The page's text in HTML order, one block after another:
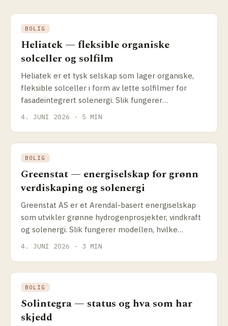
BOLIG
Heliatek — fleksible organiske
solceller og solfilm
Heliatek er et tysk selskap som lager organiske,
fleksible solceller i form av lette solfilmer for
fasadeintegrert solenergi. Slik fungerer
teknologien, og hva passer den til.
4. JUNI 2026 · 5 MIN
BOLIG
Greenstat — energiselskap for grønn
verdiskaping og solenergi
Greenstat AS er et Arendal-basert energiselskap
som utvikler grønne hydrogenprosjekter, vindkraft
og solenergi. Slik fungerer modellen, hvilke
prosjekter selskapet driver og hva det betyr for
4. JUNI 2026 · 3 MIN
BOLIG
Solintegra — status og hva som har
skjedd